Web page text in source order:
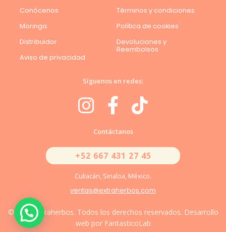
Conócenos
Moringa
Distribuidor
Aviso de privacidad
Términos y condiciones
Política de cookies
Devoluciones y
Reembolsos
Síguenos en redes:
Contáctanos
+52 667 431 27 45
Culiacán, Sinaloa, México.
ventas@extraherbos.com
© 2026 Extraherbos. Todos los derechos reservados. Desarrollo
web por FantasticoLab